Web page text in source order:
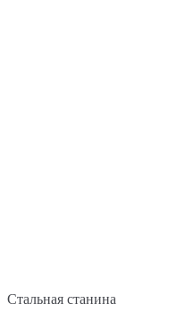
Стальная станина